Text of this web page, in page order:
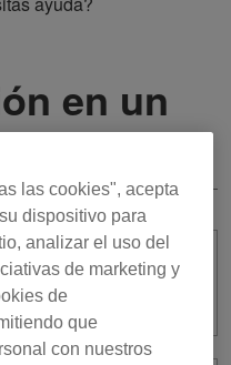
en un
sesión en
las cookies", acepta
dispositivo para
analizar el uso del
de marketing y
de
que
con nuestros